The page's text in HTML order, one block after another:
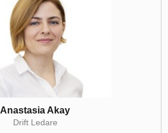
Anastasia Akay
Drift Ledare